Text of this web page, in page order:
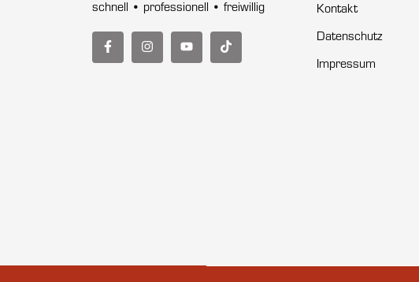
schnell • professionell • freiwillig Kontakt
Datenschutz
Impressum